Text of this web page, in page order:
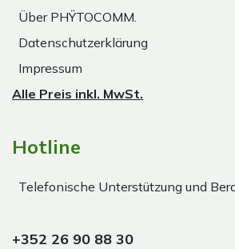
Über PHŸTOCOMM.
Datenschutzerklärung
Impressum
Alle Preis inkl. MwSt.
Hotline
Telefonische Unterstützung und
+352 26 90 88 30